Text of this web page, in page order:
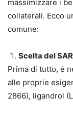
massimizzare i
collaterali. Ecco
comune:
Scelta del
Prima di tutto, è
alle proprie
2866), ligandrol